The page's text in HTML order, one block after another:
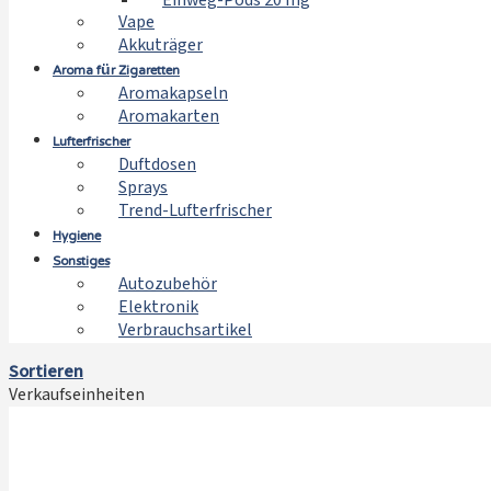
Vape
Akkuträger
Aroma für Zigaretten
Aromakapseln
Aromakarten
Lufterfrischer
Duftdosen
Sprays
Trend-Lufterfrischer
Hygiene
Sonstiges
Autozubehör
Elektronik
Verbrauchsartikel
Sortieren
Verkaufseinheiten